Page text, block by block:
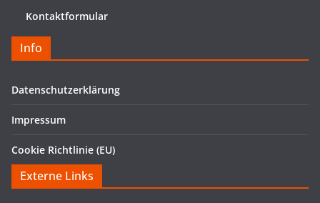
Kontaktformular
Info
Datenschutzerklärung
Impressum
Cookie Richtlinie (EU)
Externe Links